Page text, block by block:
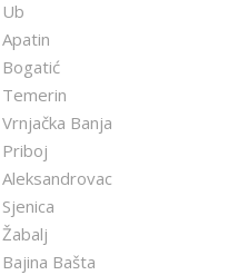
Banja
Bašta